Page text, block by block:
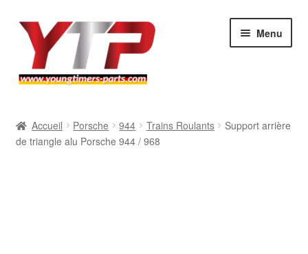
Aller
navigation
Aller
contenu
Menu
BMW
Accueil Porsche 944 Trains Roulants
Support arrière
de triangle alu Porsche 944 / 968